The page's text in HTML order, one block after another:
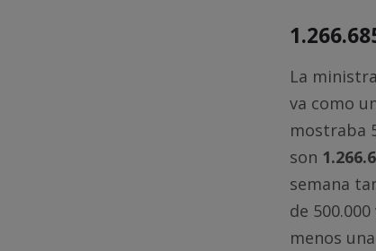
La
va como
mostraba
son
semana
de
menos